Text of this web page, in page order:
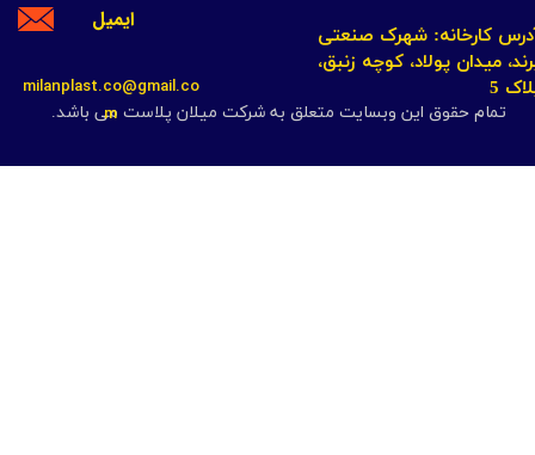
تمام حقوق این وبسایت متعلق به شرکت میلان پلاست می باشد.
کارخانه: شهرک صنعتی
میدان پولاد، کوچه زنبق،
5
ایمیل
milanplast.co@gmail.co
m